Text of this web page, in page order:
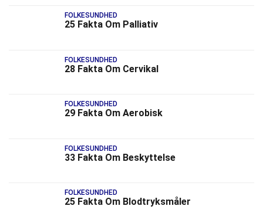
FOLKESUNDHED
25 Fakta Om Palliativ
FOLKESUNDHED
28 Fakta Om Cervikal
FOLKESUNDHED
29 Fakta Om Aerobisk
FOLKESUNDHED
33 Fakta Om Beskyttelse
FOLKESUNDHED
25 Fakta Om Blodtryksmåler